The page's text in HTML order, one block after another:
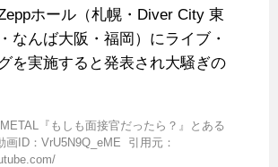
ホール（札幌・Diver City 東
なんば大阪・福岡）にライブ・
を実施すると発表され大騒ぎの
『もしも面接官だったら？』とある
ID：VrU5N9Q_eME 引用元：